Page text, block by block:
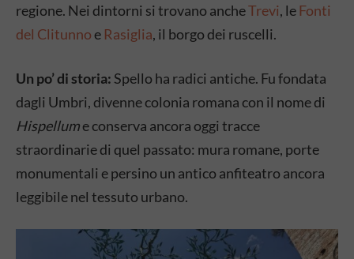
regione. Nei dintorni si trovano ancheTrevi, leFonti
del Clitunno e Rasiglia, il borgo dei ruscelli.
Un po’ di storia: Spello ha radici antiche. Fu fondata
dagli Umbri, divenne colonia romana con il nome di
Hispellume conserva ancora oggi tracce
straordinarie di quel passato: mura romane, porte
monumentali e persino un antico anfiteatro ancora
leggibile nel tessuto urbano.